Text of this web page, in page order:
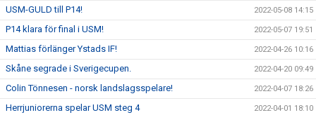
USM-GULD till P14! 2022-05-08 14:15
P14 klara för final i USM! 2022-05-07 19:51
Mattias förlänger Ystads IF! 2022-04-26 10:16
Skåne segrade i Sverigecupen. 2022-04-20 09:49
Colin Tönnesen - norsk landslagsspelare! 2022-04-07 18:26
Herrjuniorerna spelar USM steg 4 2022-04-01 18:10